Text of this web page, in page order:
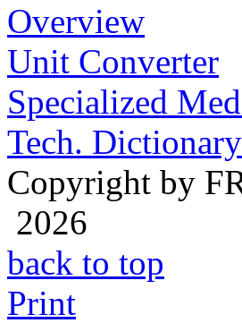
Overview
Unit Converter
Specialized
Tech. Dictionary
Copyright by
2026
back to top
Print